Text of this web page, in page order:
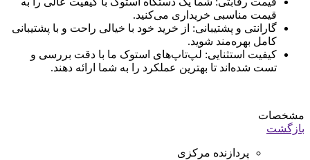
قیمت مناسبی خریداری می‌کنید.
گارانتی و پشتیبانی: از خرید خود با خیالی راحت و با پشتیبانی
کامل بهره‌مند شوید.
کیفیت استثنایی: لپ‌تاپ‌های استوک ما با دقت بررسی و
تست شده‌اند تا بهترین عملکرد را به شما ارائه دهند.
مشخصات
بازگشت
پردازنده مرکزی